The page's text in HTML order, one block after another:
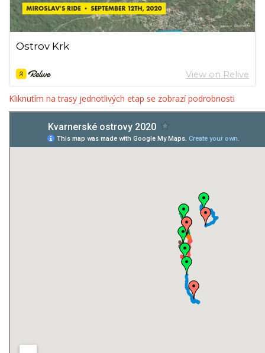
Kliknutím na trasy jednotlivých etap se zobrazí podrobnosti